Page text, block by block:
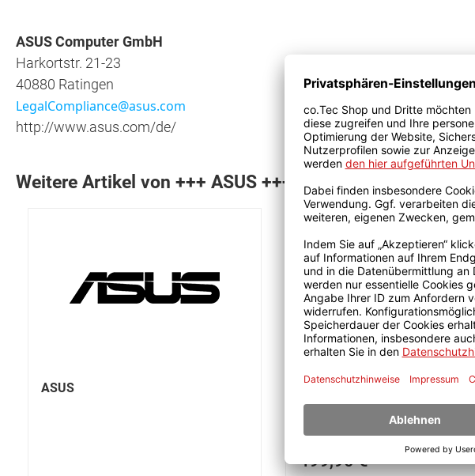
ASUS Computer GmbH
Harkortstr. 21-23
40880 Ratingen
LegalCompliance@asus.com
http://www.asus.com/de/
Weitere Artikel von +++ ASUS +++ ansehen
ASUS
ASUS BR1104FTA-NS0302XA -
Convertible
499,90 €*